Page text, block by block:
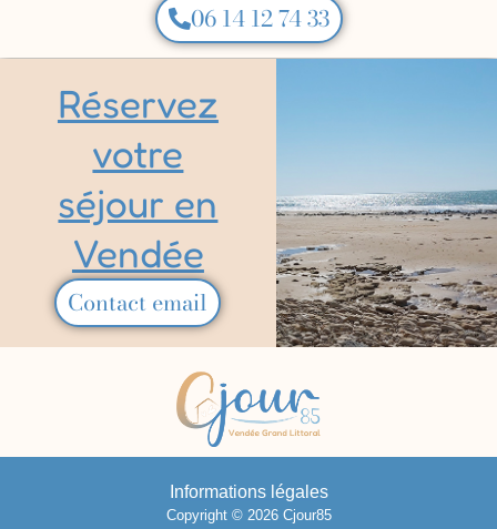
06 14 12 74 33
Réservez
votre
séjour en
Vendée
Contact email
Informations légales
Copyright © 2026 Cjour85